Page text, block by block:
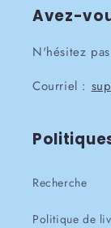
Avez-
N'hésitez
Courriel :
Recherche
Politique de